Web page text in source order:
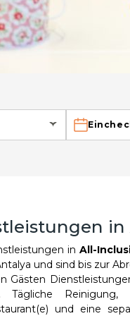
in
inAll-
und sind bis zur
Gästen
Tägliche
und eine